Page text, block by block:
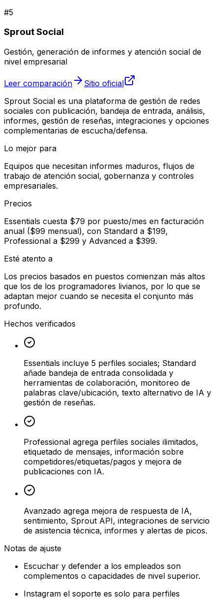
#5
Sprout Social
Gestión, generación de informes y atención social de
nivel empresarial
Leer comparación
Sitio oficial
Sprout Social es una plataforma de gestión de redes
sociales con publicación, bandeja de entrada, análisis,
informes, gestión de reseñas, integraciones y opciones
complementarias de escucha/defensa.
Lo mejor para
Equipos que necesitan informes maduros, flujos de
trabajo de atención social, gobernanza y controles
empresariales.
Precios
Essentials cuesta $79 por puesto/mes en facturación
anual ($99 mensual), con Standard a $199,
Professional a $299 y Advanced a $399.
Esté atento a
Los precios basados en puestos comienzan más altos
que los de los programadores livianos, por lo que se
adaptan mejor cuando se necesita el conjunto más
profundo.
Hechos verificados
Essentials incluye 5 perfiles sociales; Standard
añade bandeja de entrada consolidada y
herramientas de colaboración, monitoreo de
palabras clave/ubicación, texto alternativo de IA y
gestión de reseñas.
Professional agrega perfiles sociales ilimitados,
etiquetado de mensajes, información sobre
competidores/etiquetas/pagos y mejora de
publicaciones con IA.
Avanzado agrega mejora de respuesta de IA,
sentimiento, Sprout API, integraciones de servicio
de asistencia técnica, informes y alertas de picos.
Notas de ajuste
Escuchar y defender a los empleados son
complementos o capacidades de nivel superior.
Instagram el soporte es solo para perfiles